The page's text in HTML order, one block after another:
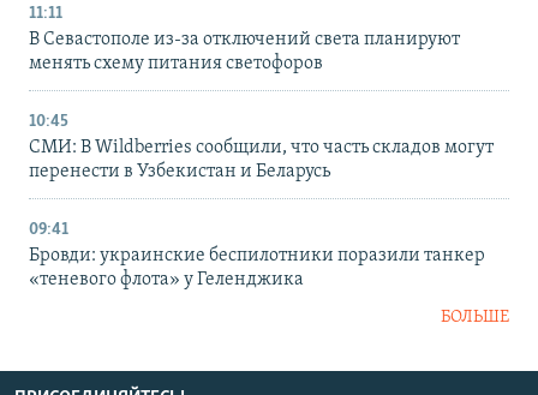
11:11
В Севастополе из-за отключений света планируют
менять схему питания светофоров
10:45
СМИ: В Wildberries сообщили, что часть складов могут
перенести в Узбекистан и Беларусь
09:41
Бровди: украинские беспилотники поразили танкер
«теневого флота» у Геленджика
БОЛЬШЕ